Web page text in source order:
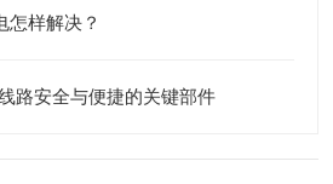
怎样解决？
路安全与便捷的关键部件